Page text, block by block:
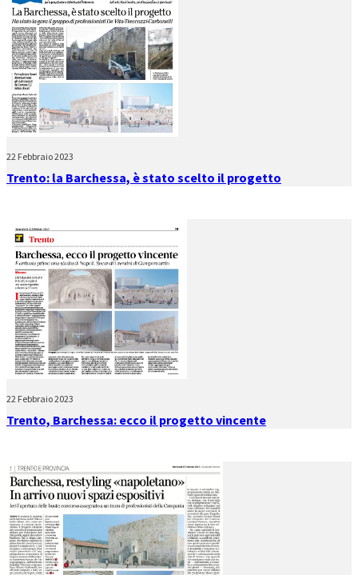
22 Febbraio 2023
Trento: la Barchessa, è stato scelto il progetto
22 Febbraio 2023
Trento, Barchessa: ecco il progetto vincente